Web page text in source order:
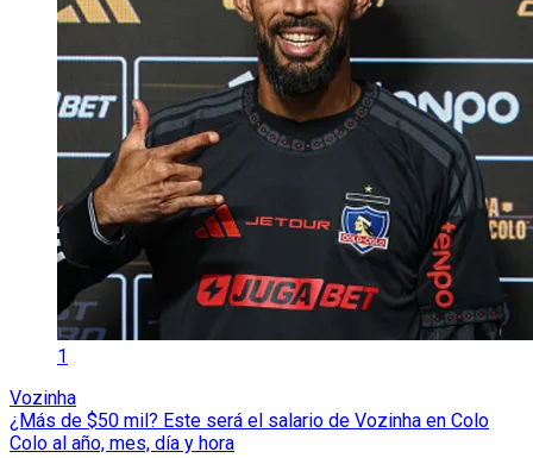
1
Vozinha
¿Más de $50 mil? Este será el salario de Vozinha en Colo
Colo al año, mes, día y hora